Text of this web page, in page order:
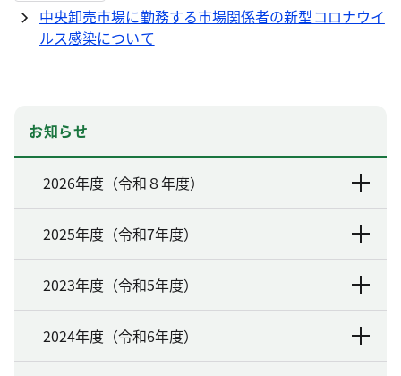
中央卸売市場に勤務する市場関係者の新型コロナウイ
ルス感染について
お知らせ
2026年度（令和８年度）
2025年度（令和7年度）
2023年度（令和5年度）
2024年度（令和6年度）